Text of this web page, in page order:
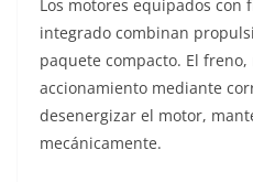
Los motores equipados con
integrado combinan
paquete compacto. El
accionamiento mediante
desenergizar el motor,
mecánicamente.